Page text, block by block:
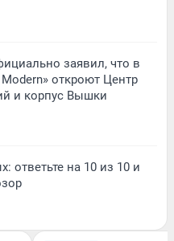
заявил, что в
откроют Центр
и корпус Вышки
ответьте на 10 из 10 и